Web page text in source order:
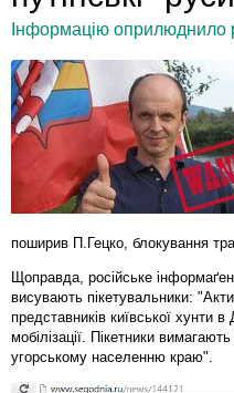
Інформацію оприлюднило
поширив П.Гецко, блокування
Щоправда, російське
висувають пікетувальники:
представників київської хунти
мобілізації. Пікетники
угорському населенню краю".